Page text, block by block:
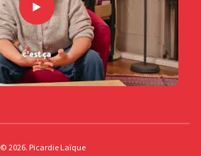
© 2026. Picardie Laïque